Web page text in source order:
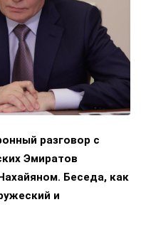
разговор с
Эмиратов
Беседа, как
и